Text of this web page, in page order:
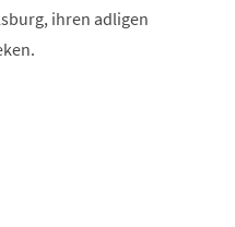
ihren adligen